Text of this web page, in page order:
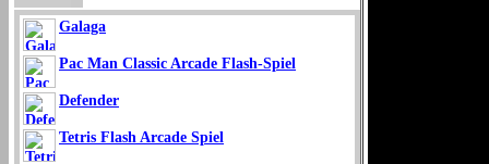
Galaga
Pac Man Classic Arcade Flash-Spiel
Defender
Tetris Flash Arcade Spiel